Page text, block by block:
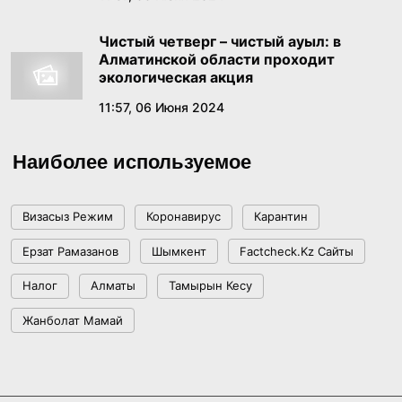
В Правительстве состоялось заседание
Комиссии по реализации государственной
языковой политики
17:39, 17 Июня 2026
Как платить меньше за «коммуналку»:
помощи
17:29, 16 Июня 2026
«Казахмыс» наращивает геологоразведку в
области Ұлытау и удваивает объемы бурения
15:38, 16 Июня 2026
Чистый четверг – чистый ауыл: в
Алматинской области проходит
экологическая акция
11:57, 06 Июня 2024
Наиболее используемое
Визасыз Режим Коронавирус Карантин
Ерзат Рамазанов Шымкент Factcheck.kz Сайты
Налог Алматы Тамырын Кесу
Жанболат Мамай